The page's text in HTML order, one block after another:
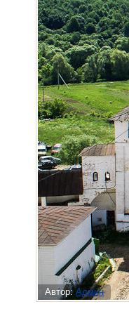
Автор:Админ